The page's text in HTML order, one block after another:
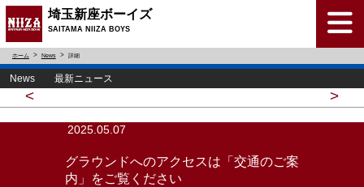
埼玉新座ボーイズ
SAITAMA NIIZA BOYS
ホーム News 詳細
News 最新ニュース
< >
2025.05.07
グラウンドへのアクセスは「交通のご案
内」をご覧ください